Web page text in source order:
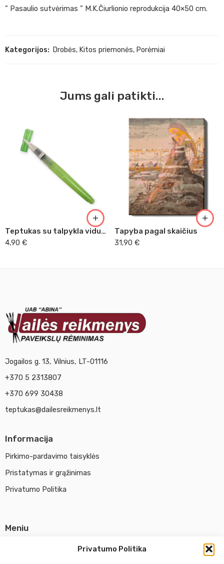
Privatumo Politika
” Pasaulio sutvėrimas ” M.K.Čiurlionio reprodukcija 40×50 cm.
Kategorijos: Drobės, Kitos priemonės, Porėmiai
Jums gali patikti...
Teptukas su talpykla vidutiniškas
4,90 €
Tapyba pagal skaičius
31,90 €
Jogailos g. 13, Vilnius, LT-01116
+370 5 2313807
+370 699 30438
teptukas@dailesreikmenys.lt
Informacija
Pirkimo-pardavimo taisyklės
Pristatymas ir grąžinimas
Privatumo Politika
Meniu